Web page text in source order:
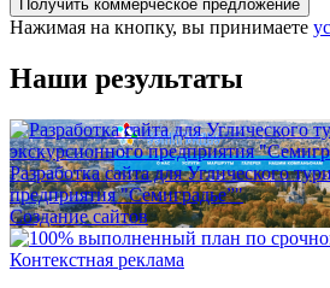
Получить коммерческое предложение
Нажимая на кнопку, вы принимаете
Наши результаты
Разработка сайта для Углического
предприятия "Семиградье”"
Создание сайтов
Контекстная реклама